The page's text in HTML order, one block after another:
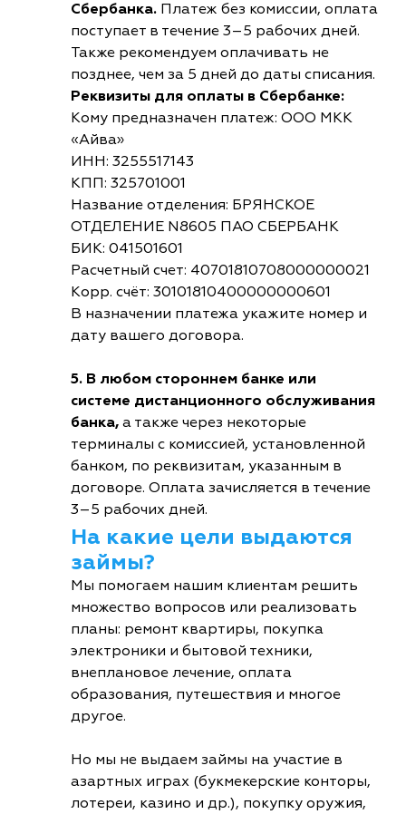
Сбербанка. Платеж без комиссии, оплата
поступает в течение 3–5 рабочих дней.
Также рекомендуем оплачивать не
позднее, чем за 5 дней до даты списания.
Реквизиты для оплаты в Сбербанке:
Кому предназначен платеж: ООО МКК
«Айва»
ИНН: 3255517143
КПП: 325701001
Название отделения: БРЯНСКОЕ
ОТДЕЛЕНИЕ N8605 ПАО СБЕРБАНК
БИК: 041501601
Расчетный счет: 40701810708000000021
Корр. счёт: 30101810400000000601
В назначении платежа укажите номер и
дату вашего договора.
5. В любом стороннем банке или
системе дистанционного обслуживания
банка, а также через некоторые
терминалы с комиссией, установленной
банком, по реквизитам, указанным в
договоре. Оплата зачисляется в течение
3–5 рабочих дней.
На какие цели выдаются
займы?
Мы помогаем нашим клиентам решить
множество вопросов или реализовать
планы: ремонт квартиры, покупка
электроники и бытовой техники,
внеплановое лечение, оплата
образования, путешествия и многое
другое.
Но мы не выдаем займы на участие в
азартных играх (букмекерские конторы,
лотереи, казино и др.), покупку оружия,